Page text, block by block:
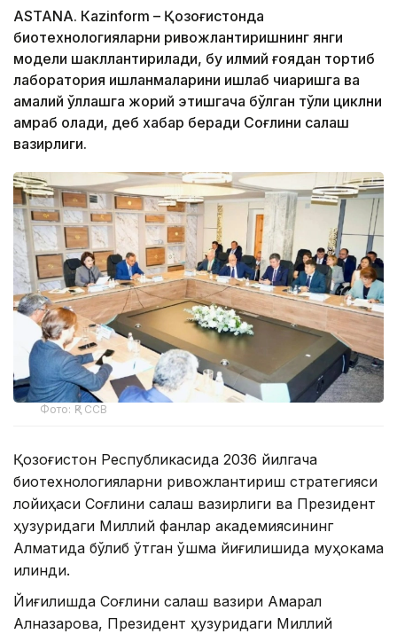
ASTANА. Кazinform – Қозоғистонда
биотехнологияларни ривожлантиришнинг янги
модели шакллантирилади, бу илмий ғоядан тортиб
лаборатория ишланмаларини ишлаб чиқаришга ва
амалий қўллашга жорий этишгача бўлган тўлиқ циклни
қамраб олади, деб хабар беради Соғлиқни сақлаш
вазирлиги.
Фото: ҚР ССВ
Қозоғистон Республикасида 2036 йилгача
биотехнологияларни ривожлантириш стратегияси
лойиҳаси Соғлиқни сақлаш вазирлиги ва Президент
ҳузуридаги Миллий фанлар академиясининг
Алматида бўлиб ўтган қўшма йиғилишида муҳокама
қилинди.
Йиғилишда Соғлиқни сақлаш вазири Ақмарал
Алназарова, Президент ҳузуридаги Миллий